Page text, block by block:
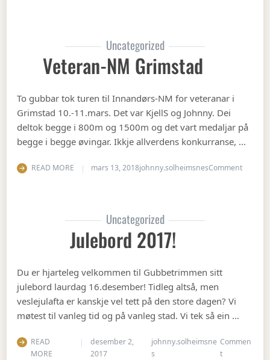
Uncategorized
Veteran-NM Grimstad
To gubbar tok turen til Innandørs-NM for veteranar i
Grimstad 10.-11.mars. Det var KjellS og Johnny. Dei
deltok begge i 800m og 1500m og det vart medaljar på
begge i begge øvingar. Ikkje allverdens konkurranse, …
READ MORE mars 13, 2018johnny.solheimsnesCommenton
Uncategorized
Julebord 2017!
Du er hjarteleg velkommen til Gubbetrimmen sitt
julebord laurdag 16.desember! Tidleg altså, men
veslejulafta er kanskje vel tett på den store dagen? Vi
møtest til vanleg tid og på vanleg stad. Vi tek så ein …
READ
MORE
desember 2,
2017
johnny.solheimsne
s
Commen
ton Julebord